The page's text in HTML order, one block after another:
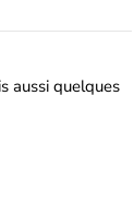
aussi quelques